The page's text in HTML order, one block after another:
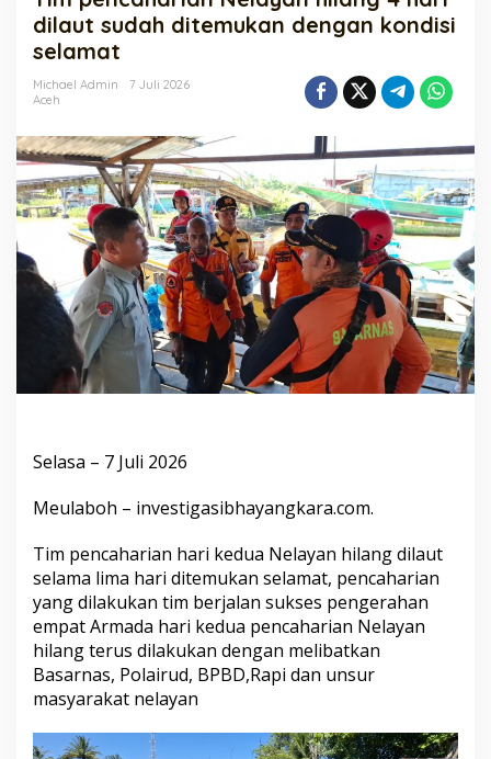
hilang
4
dilaut
dengan
kondisi
selamat
dilaut sudah ditemukan dengan kondisi
selamat
Michael Admin
7 Juli 2026
Aceh
Selasa – 7 Juli 2026
Meulaboh – investigasibhayangkara.com.
Tim pencaharian hari kedua Nelayan hilang dilaut
selama lima hari ditemukan selamat, pencaharian
yang dilakukan tim berjalan sukses pengerahan
empat Armada hari kedua pencaharian Nelayan
hilang terus dilakukan dengan melibatkan
Basarnas, Polairud, BPBD,Rapi dan unsur
masyarakat nelayan